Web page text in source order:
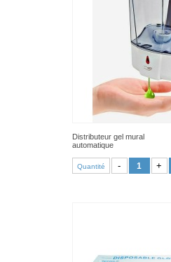
Distributeur gel mural
automatique
Quantité - +